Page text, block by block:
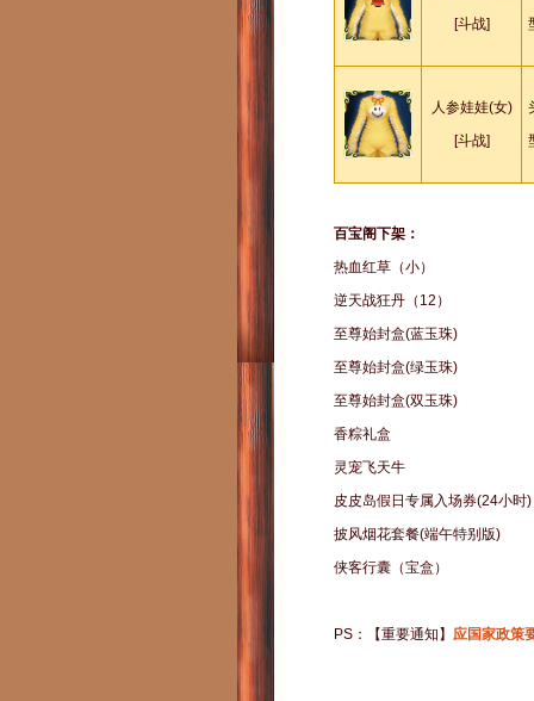
[斗战]
人参娃娃(女)
[斗战]
百宝阁下架：
热血红草（小）
逆天战狂丹（12）
至尊始封盒(蓝玉珠)
至尊始封盒(绿玉珠)
至尊始封盒(双玉珠)
香粽礼盒
灵宠飞天牛
皮皮岛假日专属入场券(24小时)
披风烟花套餐(端午特别版)
侠客行囊（宝盒）
PS：【重要通知】 应国家政策